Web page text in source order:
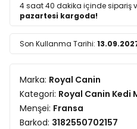
4 saat 40 dakika içinde sipariş
pazartesi kargoda!
Son Kullanma Tarihi:
Marka: Royal Canin
Kategori: Royal Canin Kedi
Menşei: Fransa
Barkod: 3182550702157